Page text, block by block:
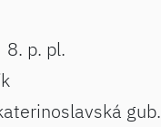
8. p. pl.
gub.